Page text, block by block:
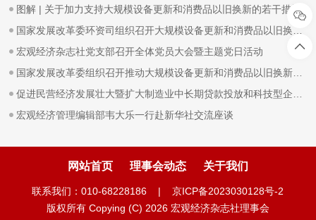
图解 | 关于加力支持大规模设备更新和消费品以旧换新的若干措施
宏观经济杂志社党支部召开全体党员大会暨主题党日活动
宏观经济管理编辑部韦大乐一行赴新华社交流座谈
网站首页 理事会动态 关于我们
联系我们：010-68228186 |京ICP备2023030128号-2
版权所有 Copying (C) 2026 宏观经济杂志社理事会